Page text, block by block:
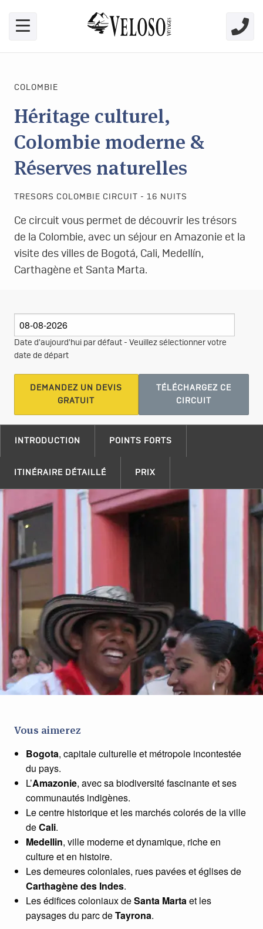
COLOMBIE
Héritage culturel,
Colombie moderne &
Réserves naturelles
TRESORS COLOMBIE CIRCUIT - 16 NUITS
Ce circuit vous permet de découvrir les trésors
de la Colombie, avec un séjour en Amazonie et la
visite des villes de Bogotá, Cali, Medellín,
Carthagène et Santa Marta.
Date d'aujourd'hui par défaut - Veuillez sélectionner votre
date de départ
DEMANDEZ UN DEVIS
GRATUIT
TÉLÉCHARGEZ CE
CIRCUIT
INTRODUCTION POINTS FORTS
ITINÉRAIRE DÉTAILLÉ PRIX
Vous aimerez
Bogota, capitale culturelle et métropole incontestée
du pays.
L’Amazonie, avec sa biodiversité fascinante et ses
communautés indigènes.
Le centre historique et les marchés colorés de la ville
deCali.
Medellin, ville moderne et dynamique, riche en
culture et en histoire.
Les demeures coloniales, rues pavées et églises de
Carthagène des Indes.
Les édifices coloniaux deSanta Martaet les
paysages du parc deTayrona.